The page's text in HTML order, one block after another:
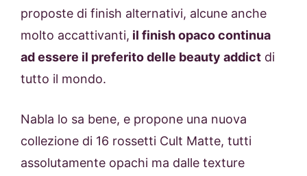
proposte di finish alternativi, alcune anche
molto accattivanti, il finish opaco continua
ad essere il preferito delle beauty addict di
tutto il mondo.
Nabla lo sa bene, e propone una nuova
collezione di 16 rossetti Cult Matte, tutti
assolutamente opachi ma dalle texture